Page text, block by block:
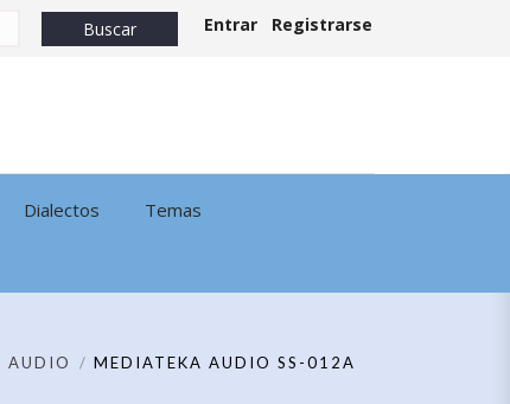
Entrar Registrarse
Dialectos Temas
AUDIO MEDIATEKA AUDIO SS-012A